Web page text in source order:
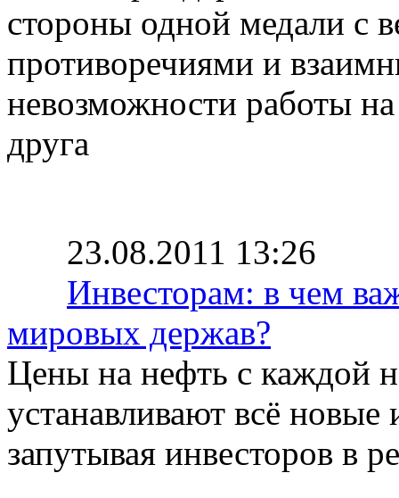
стороны одной медали с
противоречиями и
невозможности работы
друга
23.08.2011 13:26
Инвесторам: в чем
мировых держав?
Цены на нефть с каждой
устанавливают всё
запутывая инвесторов в